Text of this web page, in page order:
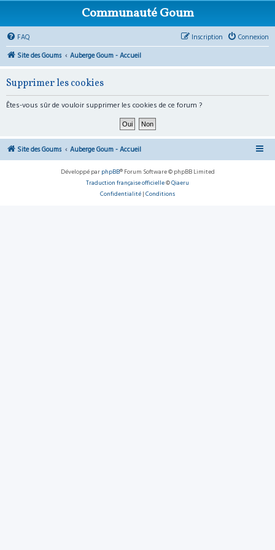
Communauté Goum
FAQ Connexion
Inscription
Site des Goums
Auberge Goum - Accueil
Supprimer les cookies
Êtes-vous sûr de vouloir supprimer les cookies de ce forum ?
Site des Goums Auberge Goum - Accueil
Développé par phpBB® Forum Software © phpBB Limited
Traduction française officielle©Qiaeru
Confidentialité | Conditions